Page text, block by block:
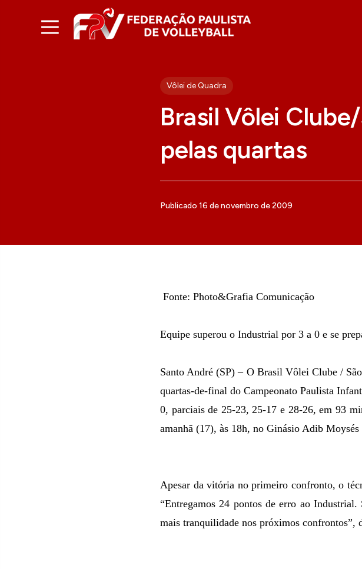
Vôlei de Quadra
Brasil Vôlei
pelas quartas
Publicado 16 de novembro de 2009
Fonte: Photo&Grafia Comunicação
Equipe superou o Industrial por 3 a 0 e se
Santo André (SP) – O Brasil Vôlei Clube /
quartas-de-final do Campeonato Paulista
0, parciais de 25-23, 25-17 e 28-26, em 93
amanhã (17), às 18h, no Ginásio Adib
Apesar da vitória no primeiro confronto, o
“Entregamos 24 pontos de erro ao
mais tranquilidade nos próximos confrontos”,